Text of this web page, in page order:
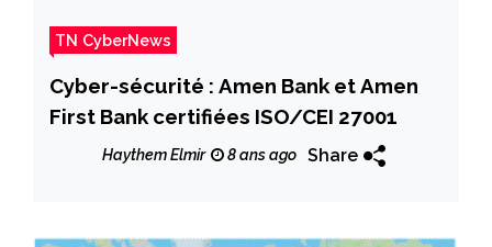
TN CyberNews
Cyber-sécurité : Amen Bank et Amen
First Bank certifiées ISO/CEI 27001
Haythem Elmir 8 ans ago Share